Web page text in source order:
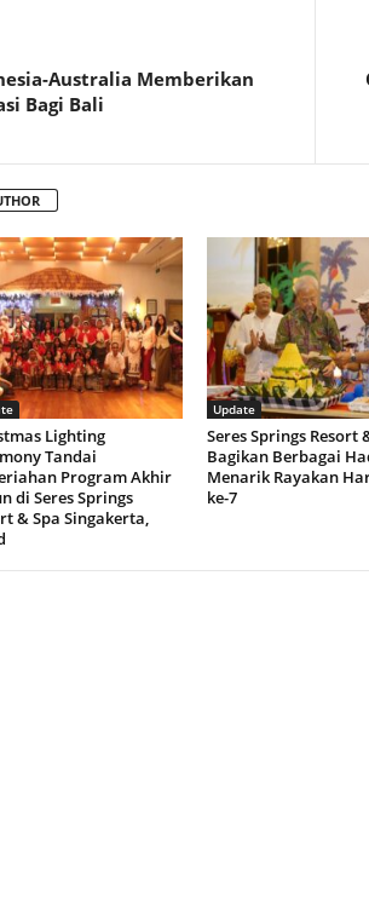
Australia Memberikan
Bagi Bali
Lighting
Tandai
Program Akhir
di Seres Springs
& Spa Singakerta,
Update
Seres Springs Resort
Bagikan Berbagai
Menarik Rayakan
ke-7